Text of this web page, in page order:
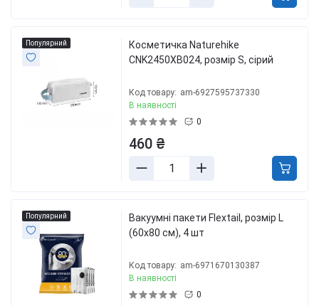
Популярний
Косметичка Naturehike
CNK2450XB024, розмір S, сірий
Код товару: am-6927595737330
В наявності
0
460 ₴
Популярний
Вакуумні пакети Flextail, розмір L
(60х80 см), 4 шт
Код товару: am-6971670130387
В наявності
0